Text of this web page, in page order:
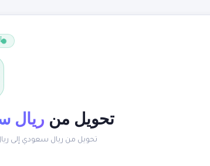
تحويل من ريال
تحويل من ريال سعودي إلى